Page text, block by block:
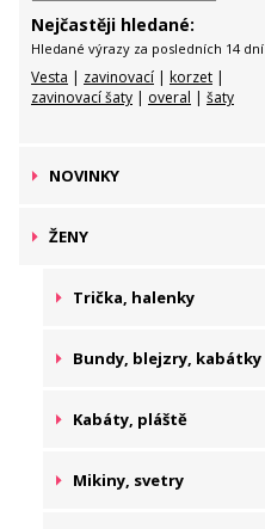
Nejčastěji hledané:
Hledané výrazy za posledních 14 dní
Vesta | zavinovací | korzet |
zavinovací šaty | overal | šaty
NOVINKY
ŽENY
Trička, halenky
Bundy, blejzry, kabátky
Kabáty, pláště
Mikiny, svetry